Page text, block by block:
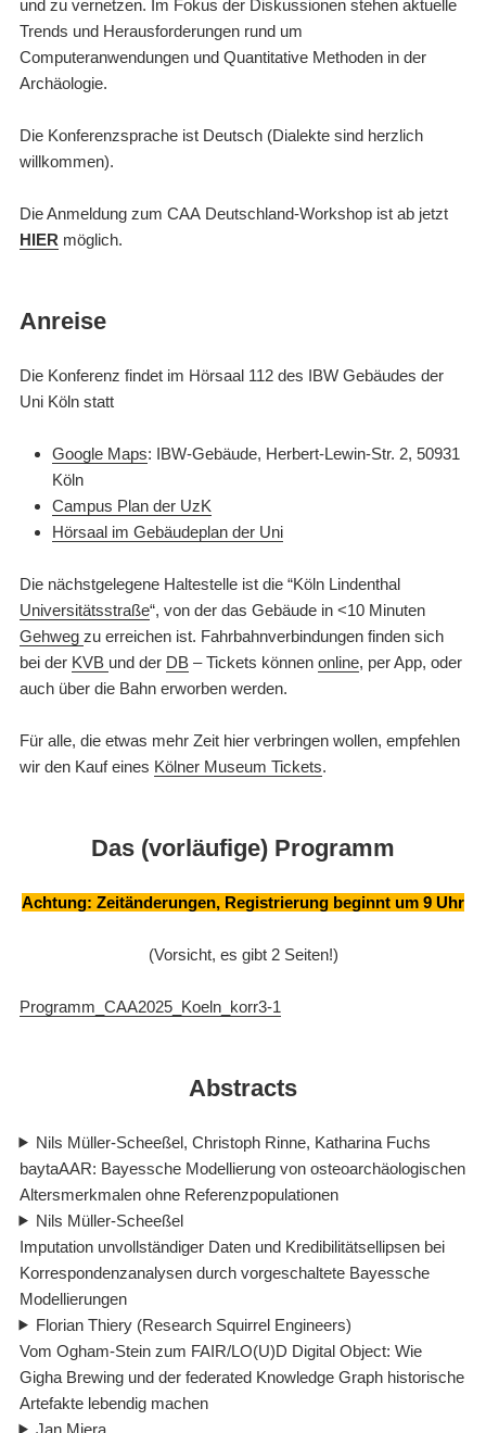
und zu vernetzen. Im Fokus der Diskussionen stehen aktuelle
Trends und Herausforderungen rund um
Computeranwendungen und Quantitative Methoden in der
Archäologie.
Die Konferenzsprache ist Deutsch (Dialekte sind herzlich
willkommen).
Die Anmeldung zum CAA Deutschland-Workshop ist ab jetzt
HIER möglich.
Anreise
Die Konferenz findet im Hörsaal 112 des IBW Gebäudes der
Uni Köln statt
Google Maps: IBW-Gebäude, Herbert-Lewin-Str. 2, 50931
Köln
Campus Plan der UzK
Hörsaal im Gebäudeplan der Uni
Die nächstgelegene Haltestelle ist die “Köln Lindenthal
Universitätsstraße“, von der das Gebäude in <10 Minuten
Gehweg zu erreichen ist. Fahrbahnverbindungen finden sich
bei der KVB und der DB– Tickets können online, per App, oder
auch über die Bahn erworben werden.
Für alle, die etwas mehr Zeit hier verbringen wollen, empfehlen
wir den Kauf eines Kölner Museum Tickets.
Das (vorläufige) Programm
Achtung: Zeitänderungen, Registrierung beginnt um 9 Uhr
(Vorsicht, es gibt 2 Seiten!)
Programm_CAA2025_Koeln_korr3-1
Abstracts
Nils Müller-Scheeßel, Christoph Rinne, Katharina Fuchs
baytaAAR: Bayessche Modellierung von osteoarchäologischen
Altersmerkmalen ohne Referenzpopulationen
Nils Müller-Scheeßel
Imputation unvollständiger Daten und Kredibilitätsellipsen bei
Korrespondenzanalysen durch vorgeschaltete Bayessche
Modellierungen
Florian Thiery (Research Squirrel Engineers)
Vom Ogham-Stein zum FAIR/LO(U)D Digital Object: Wie
Gigha Brewing und der federated Knowledge Graph historische
Artefakte lebendig machen
Jan Miera